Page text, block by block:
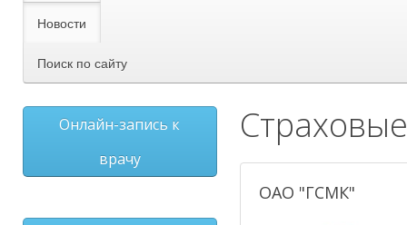
Новости
Поиск по сайту
ОАО "ГСМК"
Онлайн-запись к
врачу